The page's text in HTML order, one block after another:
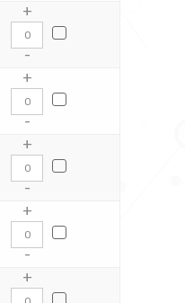
+
-
+
-
+
-
+
-
+